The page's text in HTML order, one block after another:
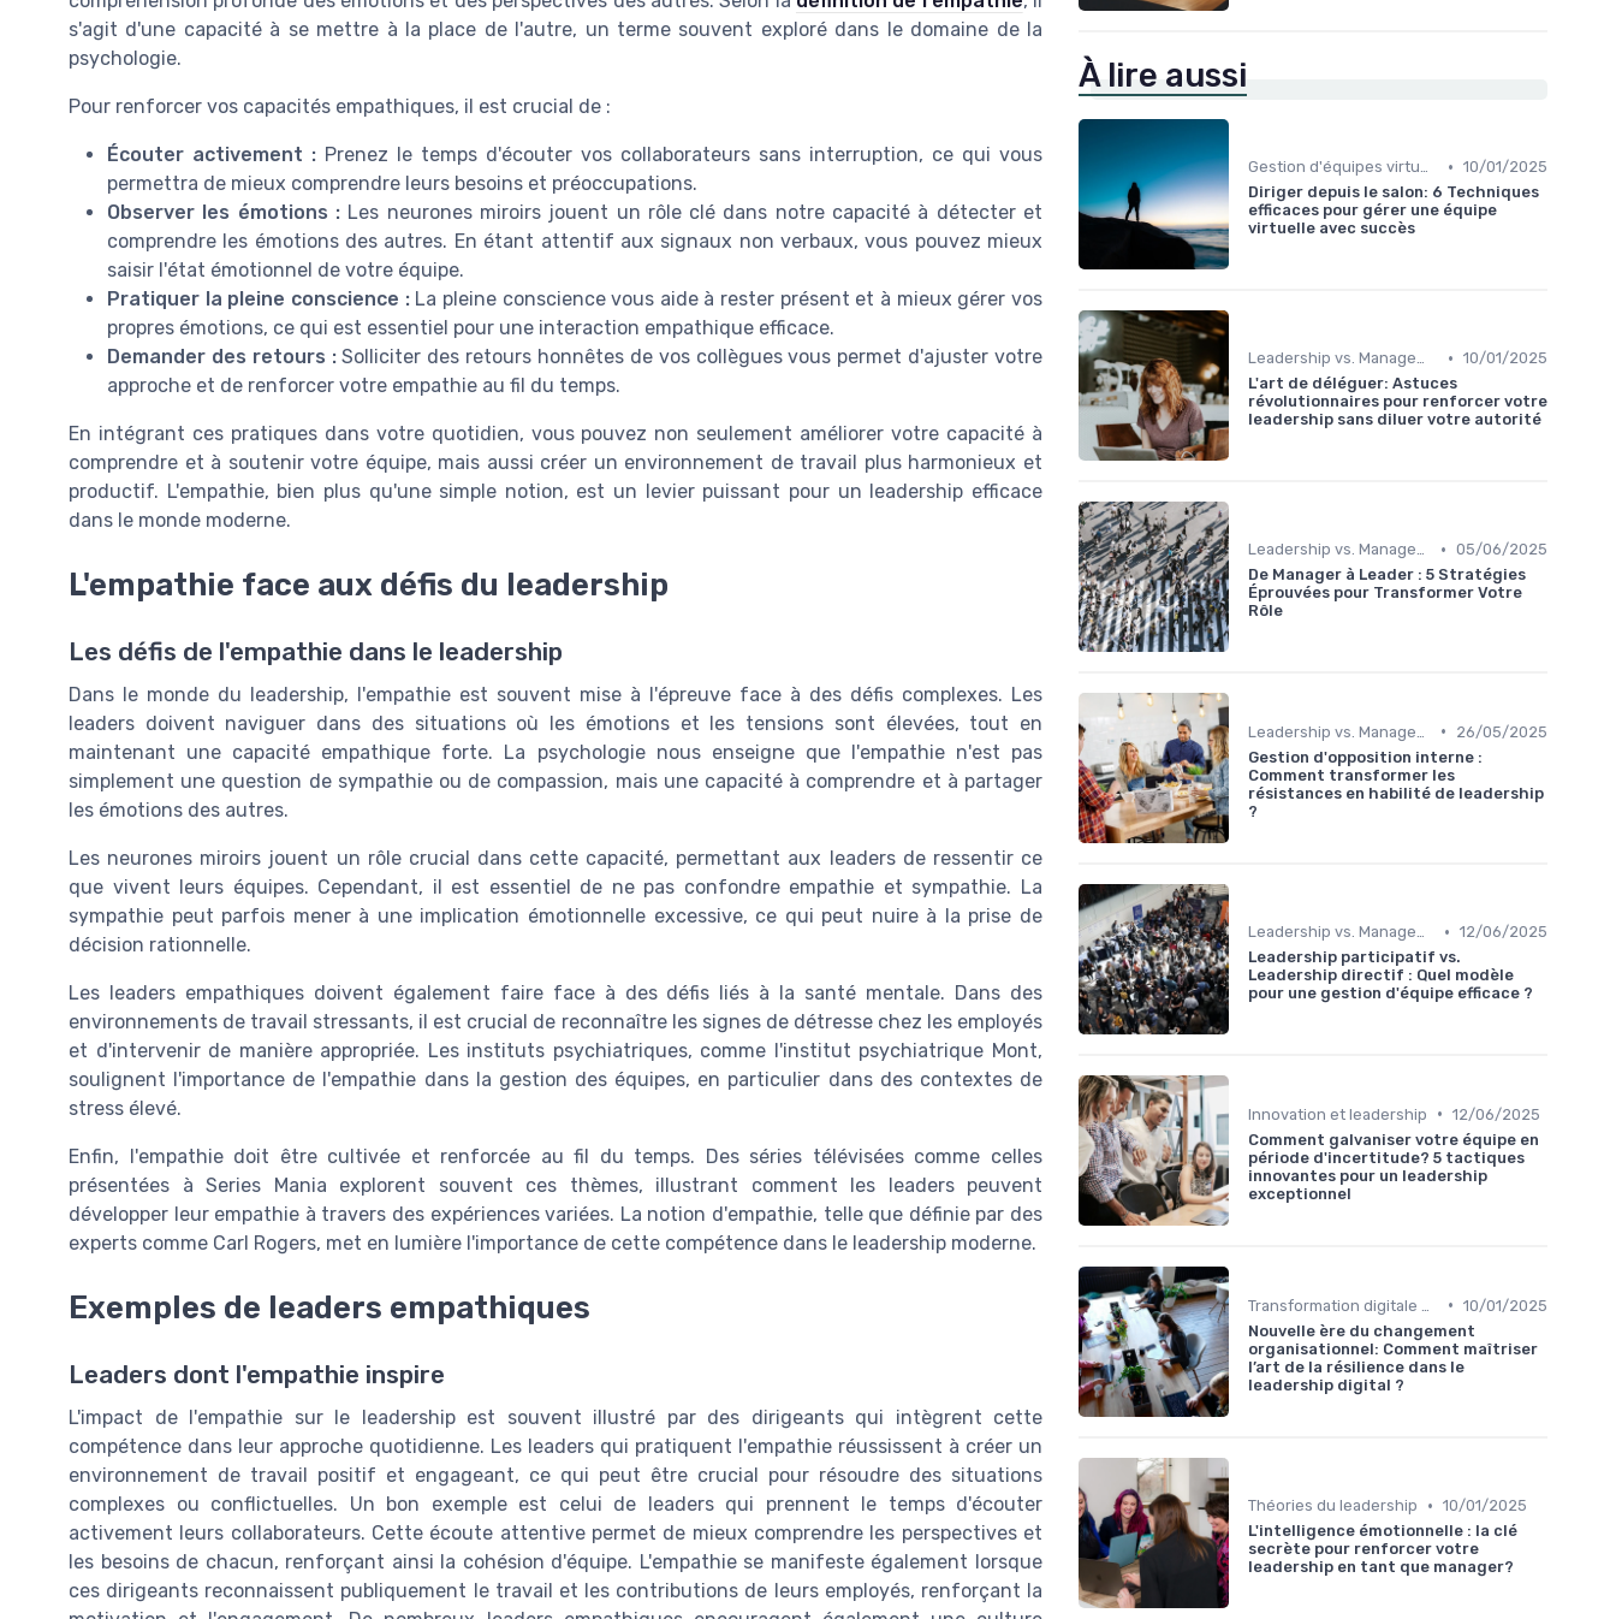
s'agit d'une capacité à se mettre à la place de l'autre, un terme souvent exploré dans le domaine de la
psychologie.
Pour renforcer vos capacités empathiques, il est crucial de :
Écouter activement : Prenez le temps d'écouter vos collaborateurs sans interruption, ce qui vous
permettra de mieux comprendre leurs besoins et préoccupations.
Observer les émotions :Les neurones miroirs jouent un rôle clé dans notre capacité à détecter et
comprendre les émotions des autres. En étant attentif aux signaux non verbaux, vous pouvez mieux
saisir l'état émotionnel de votre équipe.
Pratiquer la pleine conscience :La pleine conscience vous aide à rester présent et à mieux gérer vos
propres émotions, ce qui est essentiel pour une interaction empathique efficace.
Demander des retours :Solliciter des retours honnêtes de vos collègues vous permet d'ajuster votre
approche et de renforcer votre empathie au fil du temps.
En intégrant ces pratiques dans votre quotidien, vous pouvez non seulement améliorer votre capacité à
comprendre et à soutenir votre équipe, mais aussi créer un environnement de travail plus harmonieux et
productif. L'empathie, bien plus qu'une simple notion, est un levier puissant pour un leadership efficace
dans le monde moderne.
L'empathie face aux défis du leadership
Les défis de l'empathie dans le leadership
Dans le monde du leadership, l'empathie est souvent mise à l'épreuve face à des défis complexes. Les
leaders doivent naviguer dans des situations où les émotions et les tensions sont élevées, tout en
maintenant une capacité empathique forte. La psychologie nous enseigne que l'empathie n'est pas
simplement une question de sympathie ou de compassion, mais une capacité à comprendre et à partager
les émotions des autres.
Les neurones miroirs jouent un rôle crucial dans cette capacité, permettant aux leaders de ressentir ce
que vivent leurs équipes. Cependant, il est essentiel de ne pas confondre empathie et sympathie. La
sympathie peut parfois mener à une implication émotionnelle excessive, ce qui peut nuire à la prise de
décision rationnelle.
Les leaders empathiques doivent également faire face à des défis liés à la santé mentale. Dans des
environnements de travail stressants, il est crucial de reconnaître les signes de détresse chez les employés
et d'intervenir de manière appropriée. Les instituts psychiatriques, comme l'institut psychiatrique Mont,
soulignent l'importance de l'empathie dans la gestion des équipes, en particulier dans des contextes de
stress élevé.
Enfin, l'empathie doit être cultivée et renforcée au fil du temps. Des séries télévisées comme celles
présentées à Series Mania explorent souvent ces thèmes, illustrant comment les leaders peuvent
développer leur empathie à travers des expériences variées. La notion d'empathie, telle que définie par des
experts comme Carl Rogers, met en lumière l'importance de cette compétence dans le leadership moderne.
Exemples de leaders empathiques
Leaders dont l'empathie inspire
L'impact de l'empathie sur le leadership est souvent illustré par des dirigeants qui intègrent cette
compétence dans leur approche quotidienne. Les leaders qui pratiquent l'empathie réussissent à créer un
environnement de travail positif et engageant, ce qui peut être crucial pour résoudre des situations
complexes ou conflictuelles. Un bon exemple est celui de leaders qui prennent le temps d'écouter
activement leurs collaborateurs. Cette écoute attentive permet de mieux comprendre les perspectives et
les besoins de chacun, renforçant ainsi la cohésion d'équipe. L'empathie se manifeste également lorsque
ces dirigeants reconnaissent publiquement le travail et les contributions de leurs employés, renforçant la
À lire aussi
Gestion d'équipes virtuelles • 10/01/2025
Diriger depuis le salon: 6 Techniques
efficaces pour gérer une équipe
virtuelle avec succès
Leadership vs. Management • 10/01/2025
L'art de déléguer: Astuces
révolutionnaires pour renforcer votre
leadership sans diluer votre autorité
Leadership vs. Management • 05/06/2025
De Manager à Leader : 5 Stratégies
Éprouvées pour Transformer Votre
Rôle
•
26/05/2025
Gestion d'opposition interne :
Comment transformer les
résistances en habilité de leadership
?
Leadership vs. Management • 12/06/2025
Leadership participatif vs.
Leadership directif : Quel modèle
pour une gestion d'équipe efficace ?
Innovation et leadership • 12/06/2025
Comment galvaniser votre équipe en
période d'incertitude? 5 tactiques
innovantes pour un leadership
exceptionnel
• 10/01/2025
Nouvelle ère du changement
organisationnel: Comment maîtriser
l’art de la résilience dans le
leadership digital ?
Théories du leadership • 10/01/2025
L'intelligence émotionnelle : la clé
secrète pour renforcer votre
leadership en tant que manager?